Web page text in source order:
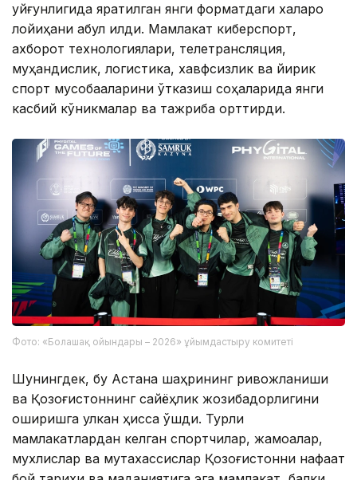
уйғунлигида яратилган янги форматдаги халқаро
лойиҳани қабул қилди. Мамлакат киберспорт,
ахборот технологиялари, телетрансляция,
муҳандислик, логистика, хавфсизлик ва йирик
спорт мусобақаларини ўтказиш соҳаларида янги
касбий кўникмалар ва тажриба орттирди.
Фото: «Болашақ ойындары – 2026» ұйымдастыру комитеті
Шунингдек, бу Астана шаҳрининг ривожланиши
ва Қозоғистоннинг сайёҳлик жозибадорлигини
оширишга улкан ҳисса қўшди. Турли
мамлакатлардан келган спортчилар, жамоалар,
мухлислар ва мутахассислар Қозоғистонни нафақат